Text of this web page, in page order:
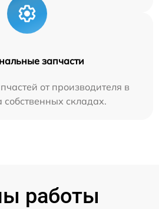
запчасти
от производителя в
складах.
работы